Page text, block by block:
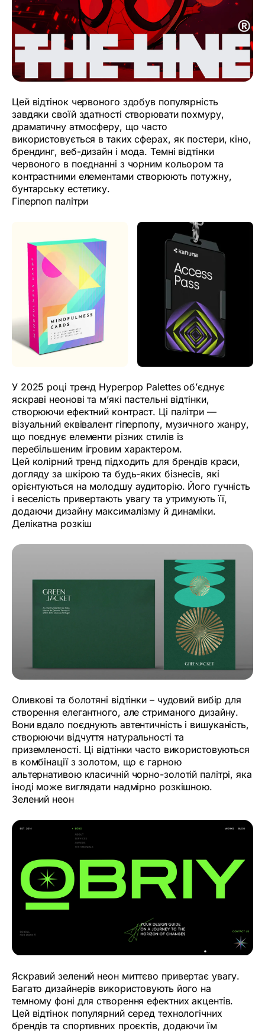
Цей відтінок червоного здобув популярність
завдяки своїй здатності створювати похмуру,
драматичну атмосферу, що часто
використовується в таких сферах, як постери, кіно,
брендинг, веб-дизайн і мода. Темні відтінки
червоного в поєднанні з чорним кольором та
контрастними елементами створюють потужну,
бунтарську естетику.
Гіперпоп палітри
У 2025 році тренд Hyperpop Palettes об’єднує
яскраві неонові та м’які пастельні відтінки,
створюючи ефектний контраст. Ці палітри —
візуальний еквівалент гіперпопу, музичного жанру,
що поєднує елементи різних стилів із
перебільшеним ігровим характером.
Цей колірний тренд підходить для брендів краси,
догляду за шкірою та будь-яких бізнесів, які
орієнтуються на молодшу аудиторію. Його гучність
і веселість привертають увагу та утримують її,
додаючи дизайну максималізму й динаміки.
Делікатна розкіш
Оливкові та болотяні відтінки – чудовий вибір для
створення елегантного, але стриманого дизайну.
Вони вдало поєднують автентичність і вишуканість,
створюючи відчуття натуральності та
приземленості. Ці відтінки часто використовуються
в комбінації з золотом, що є гарною
альтернативою класичній чорно-золотій палітрі, яка
іноді може виглядати надмірно розкішною.
Зелений неон
Яскравий зелений неон миттєво привертає увагу.
Багато дизайнерів використовують його на
темному фоні для створення ефектних акцентів.
Цей відтінок популярний серед технологічних
брендів та спортивних проєктів, додаючи їм